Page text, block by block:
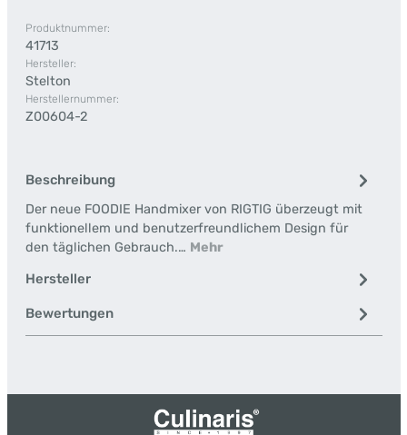
Produktnummer:
41713
Hersteller:
Stelton
Herstellernummer:
Z00604-2
Beschreibung
Der neue FOODIE Handmixer von RIGTIG überzeugt mit
funktionellem und benutzerfreundlichem Design für
den täglichen Gebrauch.… Mehr
Hersteller
Bewertungen